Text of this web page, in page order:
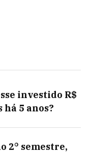
investido R$
5 anos?
2° semestre,